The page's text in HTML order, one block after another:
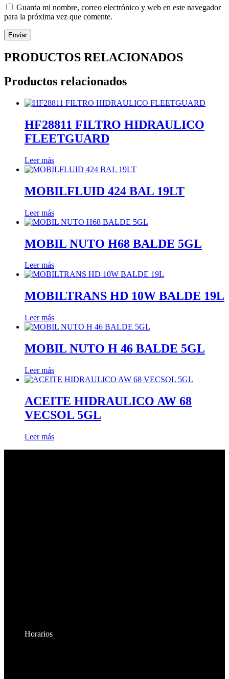
Guarda mi nombre, correo electrónico y web en este navegador
para la próxima vez que comente.
PRODUCTOS RELACIONADOS
Productos relacionados
HF28811 FILTRO HIDRAULICO
FLEETGUARD
Leer más
MOBILFLUID 424 BAL 19LT
Leer más
MOBIL NUTO H68 BALDE 5GL
Leer más
MOBILTRANS HD 10W BALDE 19L
Leer más
MOBIL NUTO H 46 BALDE 5GL
Leer más
ACEITE HIDRAULICO AW 68
VECSOL 5GL
Leer más
Horarios